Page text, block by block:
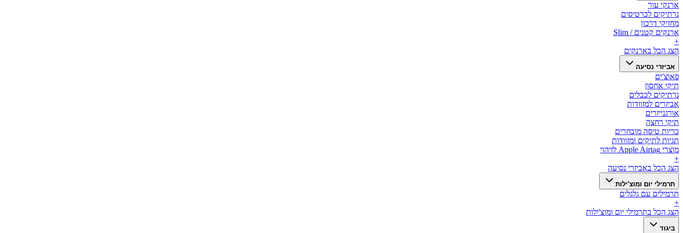
ארנקי עור
נרתיקים לכרטיסים
מחזיקי דרכון
ארנקים קטנים / Slim
+
הצג הכל בארנקים
אביזרי נסיעה
פאוצ'ים
תיקי אחסון
נרתיקים לכבלים
אביזרים למזוודות
אורגנייזרים
תיקי רחצה
כריות טיסה מובחרים
תגיות לתיקים ומזוודות
מוצרי Apple Airtag לזיהוי
+
הצג הכל באביזרי נסיעה
תרמילי יום ומוצ'ילות
תרמילים עם גלגלים
+
הצג הכל בתרמילי יום ומוצ'ילות
ביגוד